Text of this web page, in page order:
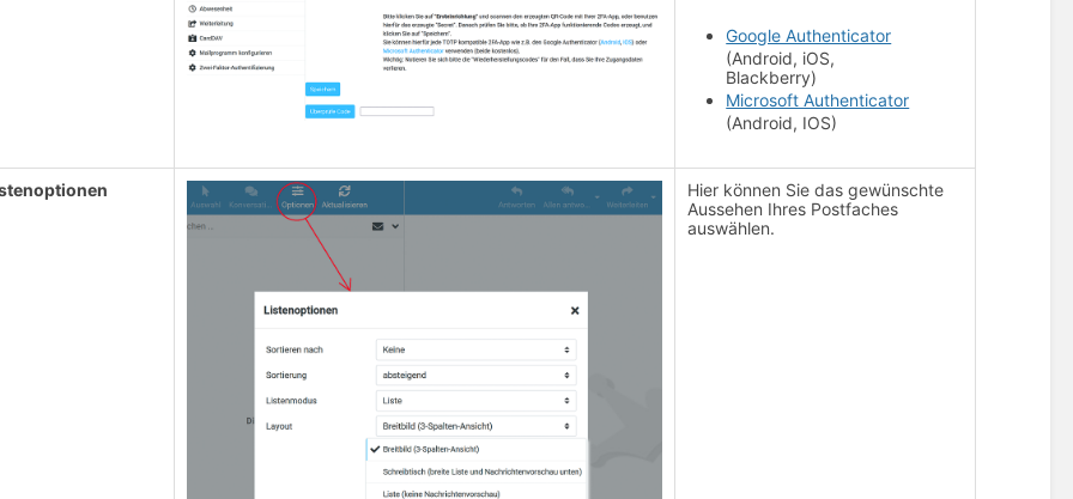
Google Authenticator
(Android, iOS,
Blackberry)
Microsoft Authenticator
(Android, IOS)
Hier können Sie das gewünschte
Aussehen Ihres Postfaches
auswählen.